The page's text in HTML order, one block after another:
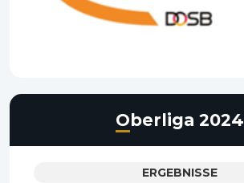
Oberliga 2024
ERGEBNISSE